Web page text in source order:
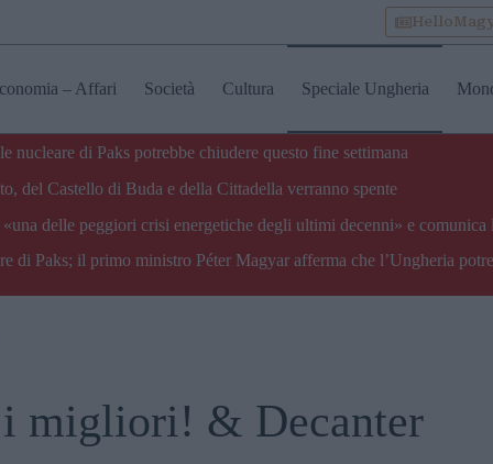
– Affari Società Cultura Speciale Ungheria
nucleare di Paks potrebbe chiudere questo fine settimana
del Castello di Buda e della Cittadella verranno spente
delle peggiori crisi energetiche degli ultimi decenni» e comunica
di Paks; il primo ministro Péter Magyar afferma che l’Ungheria
i migliori! & Decanter